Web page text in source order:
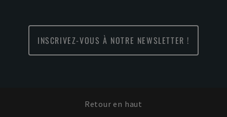
INSCRIVEZ-VOUS À NOTRE NEWSLETTER !
Retour en haut